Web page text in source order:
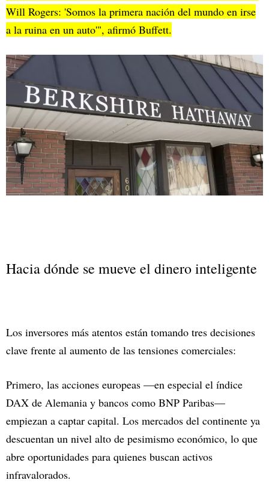
Will Rogers: 'Somos la primera nación del mundo en irse
a la ruina en un auto'", afirmó Buffett.
Hacia dónde se mueve el dinero inteligente
Los inversores más atentos están tomando tres decisiones
clave frente al aumento de las tensiones comerciales:
Primero, las acciones europeas —en especial el índice
DAX de Alemania y bancos como BNP Paribas—
empiezan a captar capital. Los mercados del continente ya
descuentan un nivel alto de pesimismo económico, lo que
abre oportunidades para quienes buscan activos
infravalorados.